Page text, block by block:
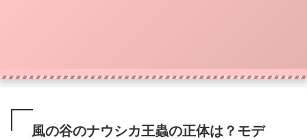
風の谷のナウシカ王蟲の正体は？モデ